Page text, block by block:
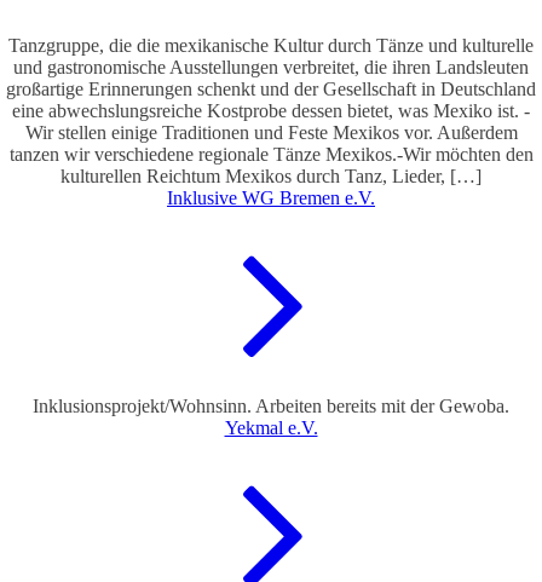
Tanzgruppe, die die mexikanische Kultur durch Tänze und kulturelle
und gastronomische Ausstellungen verbreitet, die ihren Landsleuten
großartige Erinnerungen schenkt und der Gesellschaft in Deutschland
eine abwechslungsreiche Kostprobe dessen bietet, was Mexiko ist. -
Wir stellen einige Traditionen und Feste Mexikos vor. Außerdem
tanzen wir verschiedene regionale Tänze Mexikos.-Wir möchten den
kulturellen Reichtum Mexikos durch Tanz, Lieder, […]
Inklusive WG Bremen e.V.
Inklusionsprojekt/Wohnsinn. Arbeiten bereits mit der Gewoba.
Yekmal e.V.